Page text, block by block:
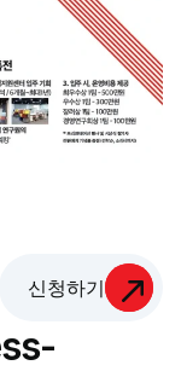
신청하기